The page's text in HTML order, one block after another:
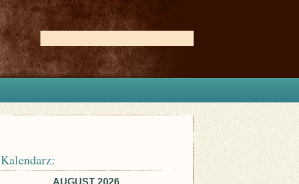
Kalendarz:
AUGUST 2026